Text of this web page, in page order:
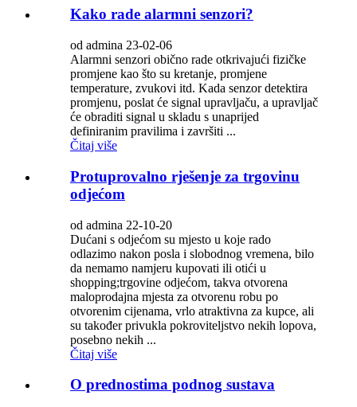
Kako rade alarmni senzori?
od admina 23-02-06
Alarmni senzori obično rade otkrivajući fizičke
promjene kao što su kretanje, promjene
temperature, zvukovi itd. Kada senzor detektira
promjenu, poslat će signal upravljaču, a upravljač
će obraditi signal u skladu s unaprijed
definiranim pravilima i završiti ...
Čitaj više
Protuprovalno rješenje za trgovinu
odjećom
od admina 22-10-20
Dućani s odjećom su mjesto u koje rado
odlazimo nakon posla i slobodnog vremena, bilo
da nemamo namjeru kupovati ili otići u
shopping;trgovine odjećom, takva otvorena
maloprodajna mjesta za otvorenu robu po
otvorenim cijenama, vrlo atraktivna za kupce, ali
su također privukla pokroviteljstvo nekih lopova,
posebno nekih ...
Čitaj više
O prednostima podnog sustava